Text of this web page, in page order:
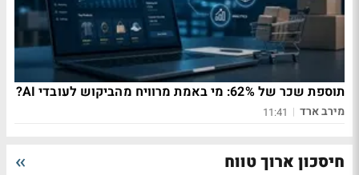
תוספת שכר של 62%: מי באמת מרוויח מהביקוש לעובדי AI?
מירב ארד |
11:41
חיסכון ארוך טווח